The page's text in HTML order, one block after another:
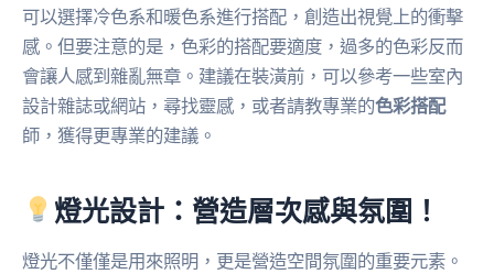
可以選擇冷色系和暖色系進行搭配，創造出視覺上的衝擊
感。但要注意的是，色彩的搭配要適度，過多的色彩反而
會讓人感到雜亂無章。建議在裝潢前，可以參考一些室內
設計雜誌或網站，尋找靈感，或者請教專業的色彩搭配
師，獲得更專業的建議。
燈光設計：營造層次感與氛圍！
燈光不僅僅是用來照明，更是營造空間氛圍的重要元素。